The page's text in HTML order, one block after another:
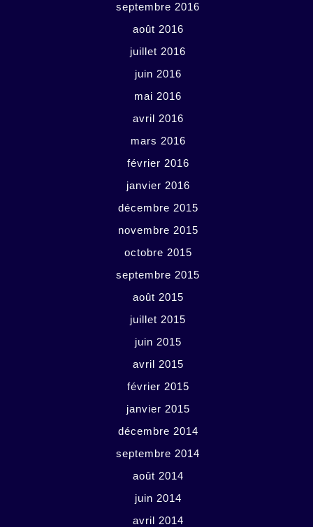
septembre 2016
août 2016
juillet 2016
juin 2016
mai 2016
avril 2016
mars 2016
février 2016
janvier 2016
décembre 2015
novembre 2015
octobre 2015
septembre 2015
août 2015
juillet 2015
juin 2015
avril 2015
février 2015
janvier 2015
décembre 2014
septembre 2014
août 2014
juin 2014
avril 2014